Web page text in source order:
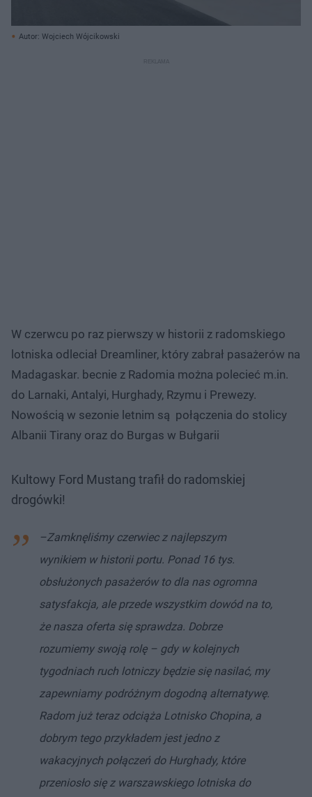
Autor: Wojciech Wójcikowski
W czerwcu po raz pierwszy w historii z radomskiego
lotniska odleciał Dreamliner, który zabrał pasażerów na
Madagaskar. becnie z Radomia można polecieć m.in.
do Larnaki, Antalyi, Hurghady, Rzymu i Prewezy.
Nowością w sezonie letnim są połączenia do stolicy
Albanii Tirany oraz do Burgas w Bułgarii
Kultowy Ford Mustang trafił do radomskiej
drogówki!
–Zamknęliśmy czerwiec z najlepszym
wynikiem w historii portu. Ponad 16 tys.
obsłużonych pasażerów to dla nas ogromna
satysfakcja, ale przede wszystkim dowód na to,
że nasza oferta się sprawdza. Dobrze
rozumiemy swoją rolę – gdy w kolejnych
tygodniach ruch lotniczy będzie się nasilać, my
zapewniamy podróżnym dogodną alternatywę.
Radom już teraz odciąża Lotnisko Chopina, a
dobrym tego przykładem jest jedno z
wakacyjnych połączeń do Hurghady, które
przeniosło się z warszawskiego lotniska do